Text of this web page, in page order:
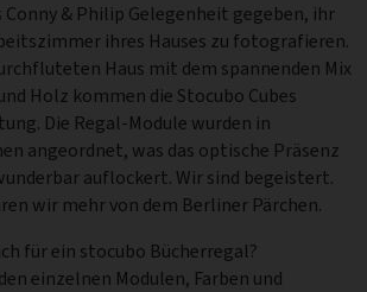
Conny & Philip Gelegenheit gegeben, ihr
ihres Hauses zu fotografieren.
Haus mit dem spannenden Mix
Holz kommen die Stocubo Cubes
Die Regal-Module wurden in
angeordnet, was das optische Präsenz
auflockert. Wir sind begeistert.
wir mehr von dem Berliner Pärchen.
für ein stocubo Bücherregal?
einzelnen Modulen, Farben und